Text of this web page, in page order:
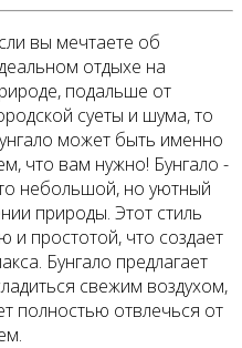
вы мечтаете об
отдыхе на
подальше от
суеты и шума, то
может быть именно
что вам нужно! Бунгало -
небольшой, но уютный
природы. Этот стиль
и простотой, что создает
Бунгало предлагает
свежим воздухом,
полностью отвлечься от